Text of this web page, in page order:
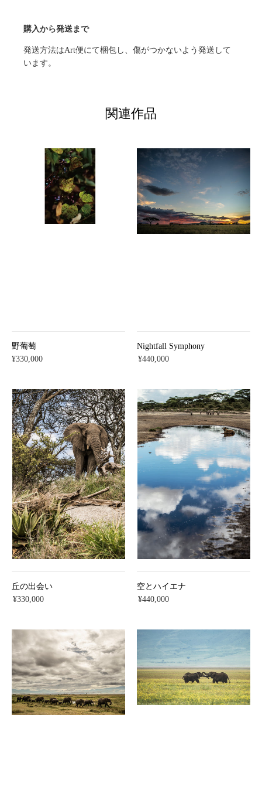
購入から発送まで
発送方法はArt便にて梱包し、傷がつかないよう発送して
います。
関連作品
野葡萄
¥330,000
Nightfall Symphony
¥440,000
丘の出会い
¥330,000
空とハイエナ
¥440,000